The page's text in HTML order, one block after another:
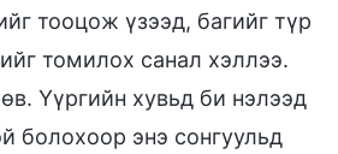
тооцож үзээд, багийг түр
томилох санал хэллээ.
Үүргийн хувьд би нэлээд
болохоор энэ сонгуульд